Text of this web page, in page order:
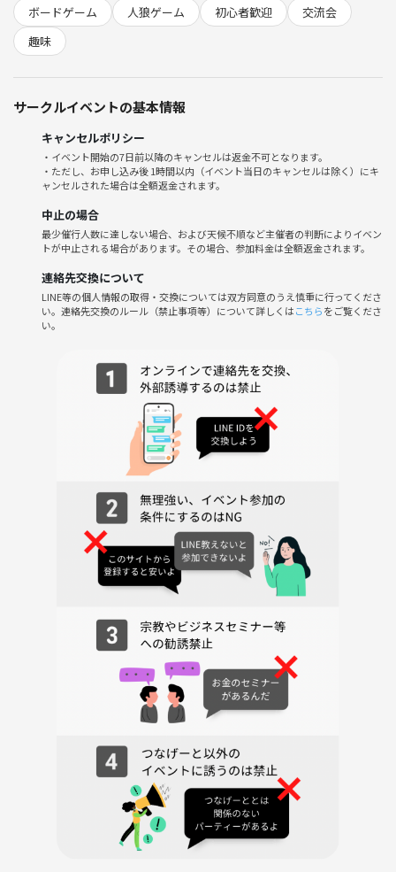
・役割とかがいっぱいあって複雑そう…
・初心者が混じったら場の空気を壊しちゃいそう…
と、思っているかたも多いのでは？？
でも、流行っているし、楽しそうだからやってみたい！
すると、
思っていたよりルールは意外と簡単でみんなでやると楽しそうだな！と
感じました(^^)
というわけで、
🔰ボードゲーム会✨特別編と称して企画させていただきました🙌
ゲームの進行（ゲームマスター）は主催者（わたくし）が務めさせてい
ただきます🙋初めにルールのご説明を丁寧にさせていただきますので
ご安心ください😊
興味はあるけどやったことがないという方、初心者の方、一緒に人狼ゲ
ームやってみませんか？✨
【人狼ゲームとは？】を短時間で分かりやすく解説してくれている動画
とくに事前に観なくても大丈夫ですが、気になるかたはご覧になってみ
https://youtu.be/A8qvXKaxsZY?si=yAQ-Odc8_X4gtks1
※飲み物等は各自ご用意ください
（アルコール類はお控えください）
本サークルは、40代・50代の皆さまが気楽に集まれるイベントを開催し
和やかな雰囲気のサークルです(*´∇｀*)
内輪ノリなどは一切ありません！
初参加の方、大歓迎です☆
毎イベント約6割が初参加の方です(^o^)
それでもお一人での参加が不安な方もいらっしゃると思います…
そのお気持ちとっても分かります…
だからこそ主催者が丁寧にフォローいたしますのでどうぞお気軽にご参
ボードゲーム
人狼ゲーム 初心者歓迎
交流会
趣味
サークルイベントの基本情報
キャンセルポリシー
・イベント開始の7日前以降のキャンセルは返金不可となります。
・ただし、お申し込み後 1時間以内（イベント当日のキャンセルは除く）にキ
ャンセルされた場合は全額返金されます。
中止の場合
最少催行人数に達しない場合、および天候不順など主催者の判断によりイベン
トが中止される場合があります。その場合、参加料金は全額返金されます。
連絡先交換について
LINE等の個人情報の取得・交換については双方同意のうえ慎重に行ってくださ
い。連絡先交換のルール（禁止事項等）について詳しくはこちらをご覧くださ
い。